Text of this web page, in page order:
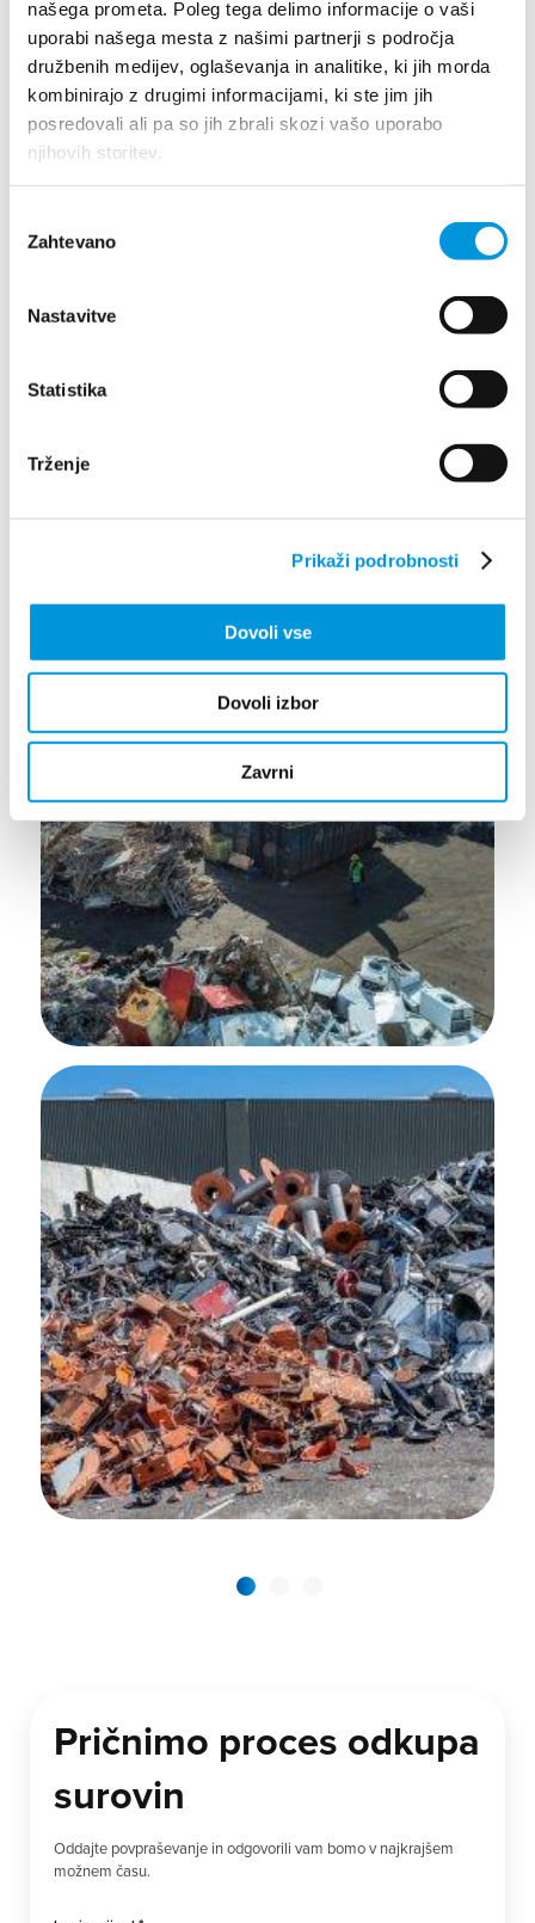
našega prometa. Poleg tega delimo informacije o vaši
uporabi našega mesta z našimi partnerji s področja
družbenih medijev, oglaševanja in analitike, ki jih morda
kombinirajo z drugimi informacijami, ki ste jim jih
posredovali ali pa so jih zbrali skozi vašo uporabo
njihovih storitev.
soglasja
Zahtevano
Nastavitve
Statistika
Trženje
Prikaži podrobnosti
Dovoli vse
Dovoli izbor
Zavrni
V kratek spletni obrazec vpišete svoje podatke in morebitne
komentarje – ali pa nas pokličete
Oglejte si, kako skrbimo za odpadno železo, barvne kovine in druge
Pričnimo proces odkupa
surovin
Oddajte povpraševanje in odgovorili vam bomo v najkrajšem
možnem času.